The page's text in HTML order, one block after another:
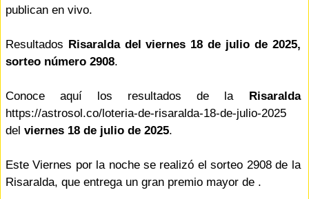
publican en vivo.
Resultados Risaralda del viernes 18 de julio de 2025,
sorteo número 2908.
Conoce aquí los resultados de la Risaralda
https://astrosol.co/loteria-de-risaralda-18-de-julio-2025
del viernes 18 de julio de 2025.
Este Viernes por la noche se realizó el sorteo 2908 de la
Risaralda, que entrega un gran premio mayor de .